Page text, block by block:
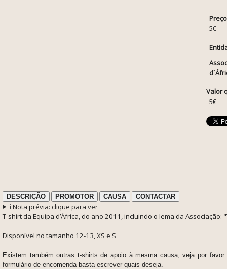
5€
Valor
5€
DESCRIÇÃO PROMOTOR CAUSA CONTACTAR
ℹ️ Nota prévia: clique para ver
T-shirt da Equipa d’África, do ano 2011, incluindo o lema da Associação:
Disponível no tamanho 12-13, XS e S
Existem também outras t-shirts de apoio à mesma causa, veja por favor
formulário de encomenda basta escrever quais deseja.